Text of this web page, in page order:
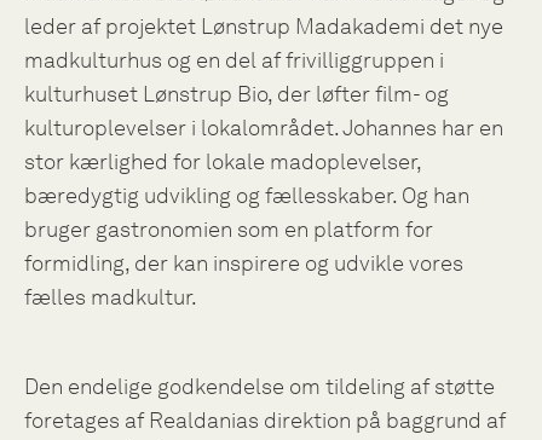
leder af projektet Lønstrup Madakademi det nye
madkulturhus og en del af frivilliggruppen i
kulturhuset Lønstrup Bio, der løfter film- og
kulturoplevelser i lokalområdet. Johannes har en
stor kærlighed for lokale madoplevelser,
bæredygtig udvikling og fællesskaber. Og han
bruger gastronomien som en platform for
formidling, der kan inspirere og udvikle vores
fælles madkultur.
Den endelige godkendelse om tildeling af støtte
foretages af Realdanias direktion på baggrund af